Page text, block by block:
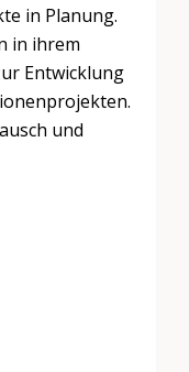
in Planung.
in ihrem
Entwicklung
und